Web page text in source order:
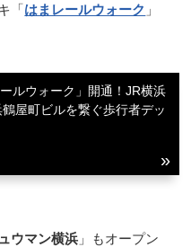
「はまレールウォーク 」
ルウォーク」開通！JR横浜
屋町ビルを繋ぐ歩行者デッ
ウマン横浜 」もオープン